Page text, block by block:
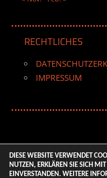
RECHTLICHES
IMPRESSUM
© 2026 ENTERTAINMENT
DIESE WEBSITE VERWENDET
NUTZEN, ERKLÄREN SIE SICH
EINVERSTANDEN. WEITERE